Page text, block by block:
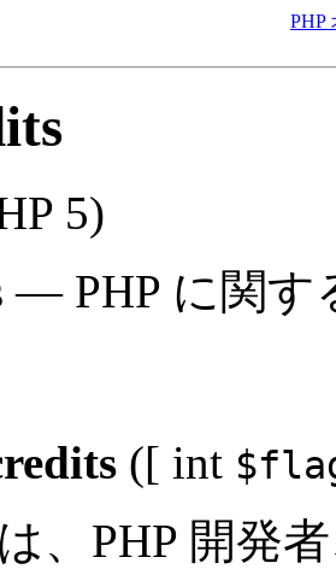
PHP
5)
— PHP に関
([ int
、PHP 開発